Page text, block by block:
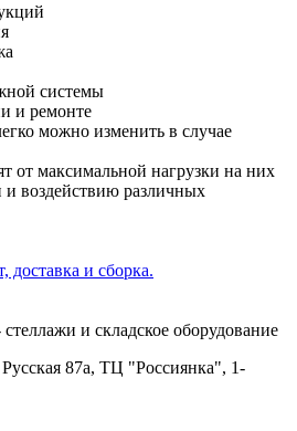
системы
и ремонте
можно изменить в случае
от максимальной нагрузки на них
и воздействию различных
доставка и сборка.
и складское оборудование
87а, ТЦ "Россиянка", 1-